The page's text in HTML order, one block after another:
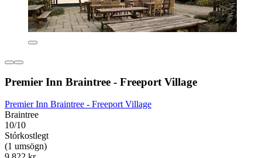
Premier Inn Braintree - Freeport Village
Premier Inn Braintree - Freeport Village
Braintree
10/10
Stórkostlegt
(1 umsögn)